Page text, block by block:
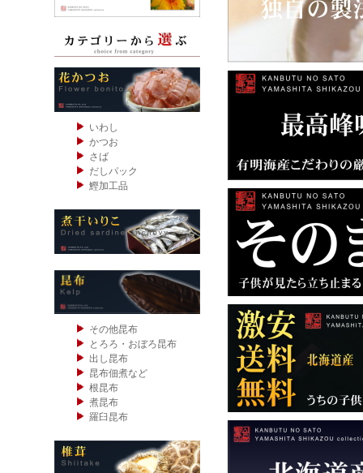
いわし
かつお
さば
だしパック
鰹加工品
その他昆布
とろろ・おぼろ昆布
出し昆布
昆布佃煮など
根昆布
煮昆布
羅臼昆布